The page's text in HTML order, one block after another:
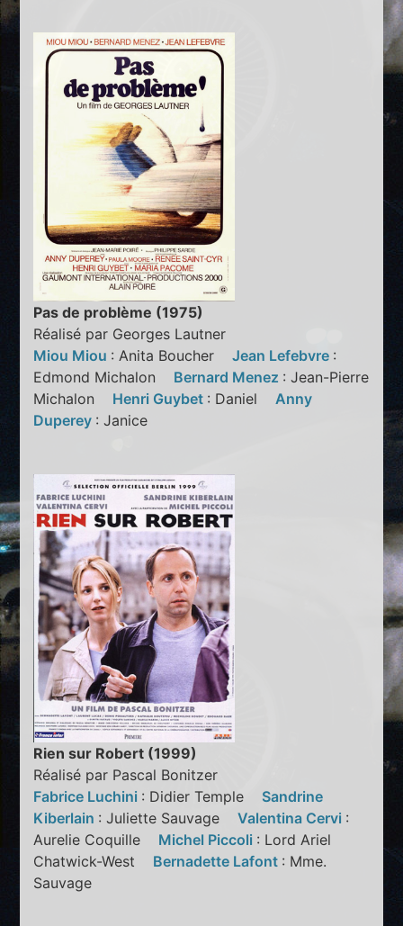
Pas de problème (1975)
Réalisé par Georges Lautner
Miou Miou : Anita BoucherJean Lefebvre :
Edmond Michalon Bernard Menez : Jean-Pierre
Michalon Henri Guybet : Daniel Anny
Duperey : Janice
Rien sur Robert (1999)
Réalisé par Pascal Bonitzer
Fabrice Luchini : Didier Temple Sandrine
Kiberlain : Juliette SauvageValentina Cervi :
Aurelie Coquille Michel Piccoli : Lord Ariel
Chatwick-West Bernadette Lafont : Mme.
Sauvage